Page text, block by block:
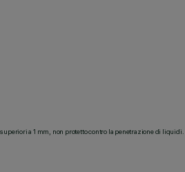
a 1 mm, non protetto contro la penetrazione di liquidi.